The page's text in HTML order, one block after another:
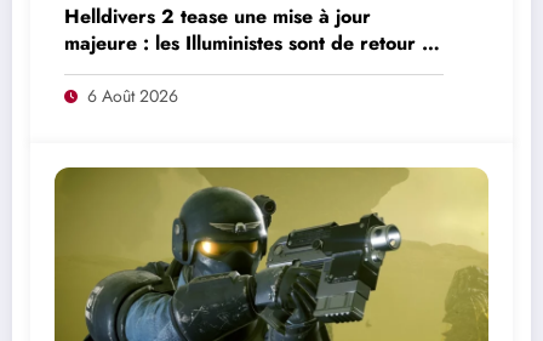
Helldivers 2 tease une mise à jour
majeure : les Illuministes sont de retour et
une nouvelle offensive se prépare
6 Août 2026